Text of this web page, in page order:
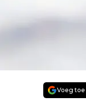
Voeg toe